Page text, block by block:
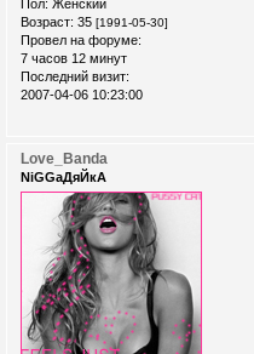
Пол: Женский
Возраст: 35 [1991-05-30]
Провел на форуме:
7 часов 12 минут
Последний визит:
2007-04-06 10:23:00
Love_Banda
NiGGaДяЙкА